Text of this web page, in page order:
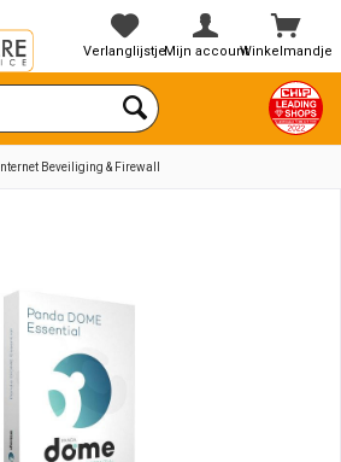
Winkelmandje
VerlanglijstjeMijn account
Internet Beveiliging & Firewall